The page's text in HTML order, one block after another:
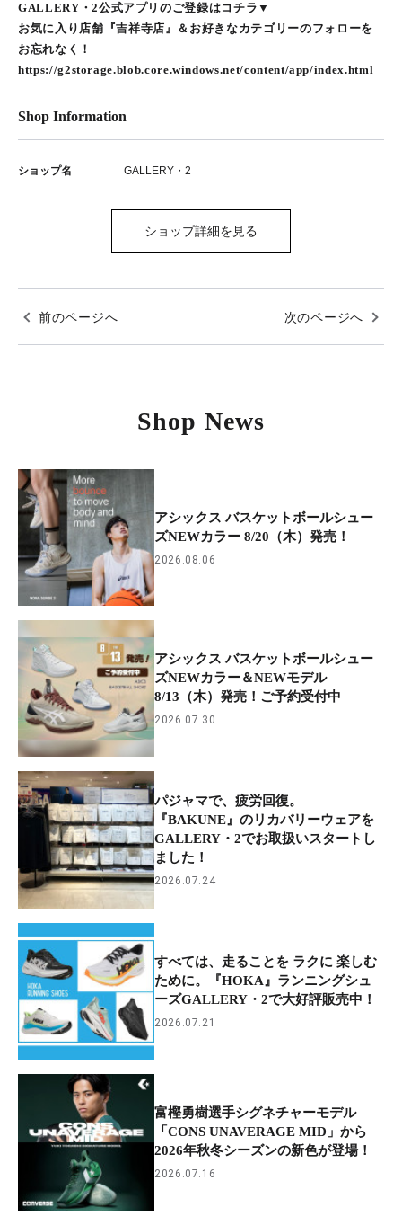
GALLERY・2公式アプリのご登録はコチラ▼
お気に入り店舗『吉祥寺店』＆お好きなカテゴリーのフォローを
お忘れなく！
https://g2storage.blob.core.windows.net/content/app/index.html
Shop Information
ショップ名 GALLERY・2
ショップ詳細を見る
前のページへ 次のページへ
Shop News
アシックス バスケットボールシュー
ズNEWカラー 8/20（木）発売！
2026.08.06
アシックス バスケットボールシュー
ズNEWカラー＆NEWモデル
8/13（木）発売！ご予約受付中
2026.07.30
パジャマで、疲労回復。
『BAKUNE』のリカバリーウェアを
GALLERY・2でお取扱いスタートし
ました！
2026.07.24
すべては、走ることを ラクに 楽しむ
ために。『HOKA』ランニングシュ
ーズGALLERY・2で大好評販売中！
2026.07.21
富樫勇樹選手シグネチャーモデル
「CONS UNAVERAGE MID」から
2026年秋冬シーズンの新色が登場！
2026.07.16